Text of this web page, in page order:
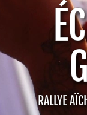
RALLYE